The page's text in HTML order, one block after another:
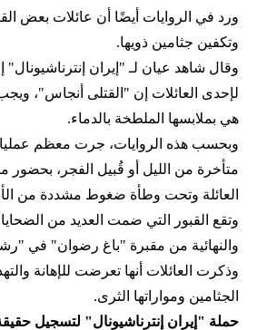
ورد في الروايات أيضًا أن عائلات بعض
وتكفين جثامين ذويها.
وقال شاهد عيان لـ "إيران إنترناشيونال"
لإحدى العائلات إن "القتلى أنجاس"،
هي بملابسها الملطخة بالدماء.
وبحسب هذه الروايات، جرت معظم
متأخرة من الليل أو قُبيل الفجر، بحضور
العائلة وتحت وطأة ضغوط مشددة من
وتقع القبور التي ضمت العديد من الضحايا
والنهائية من مقبرة "باغ رضوان" في
وذكرت العائلات أنها تعرضت للإهانة
الجثامين ومواراتها الثرى.
حملة "إيران إنترناشيونال" لتسجيل